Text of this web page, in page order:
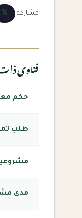
مشاركة: 𝕏
فتاوى
حكم
طلب
مدى